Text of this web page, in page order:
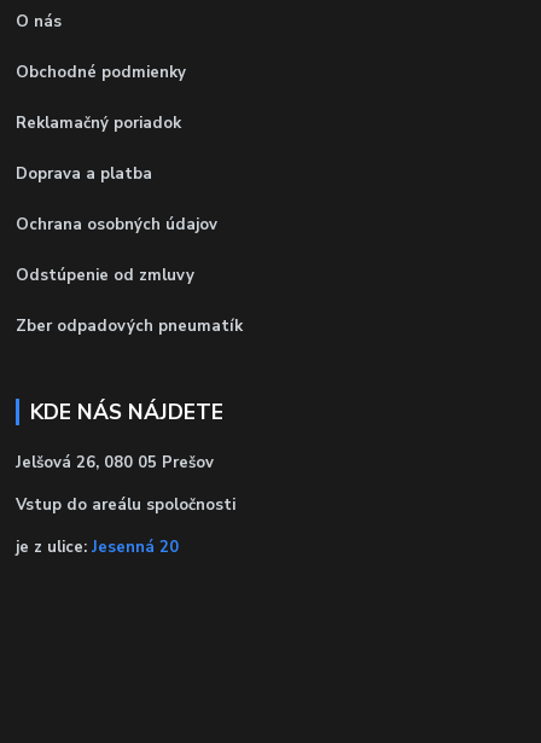
O nás
Obchodné podmienky
Reklamačný poriadok
Doprava a platba
Ochrana osobných údajov
Odstúpenie od zmluvy
Zber odpadových pneumatík
KDE NÁS NÁJDETE
Jelšová 26, 080 05 Prešov
Vstup do areálu spoločnosti
je z ulice: Jesenná 20